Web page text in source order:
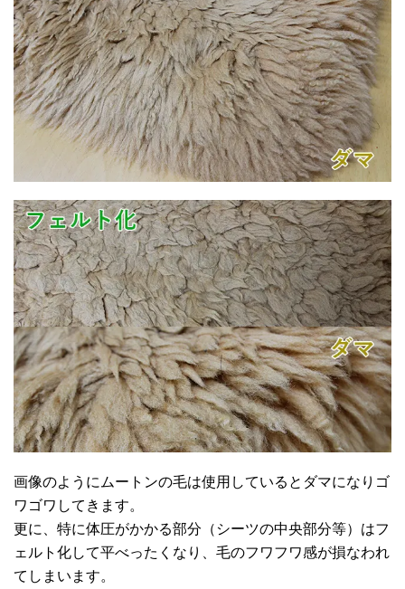
画像のようにムートンの毛は使用しているとダマになりゴ
ワゴワしてきます。
更に、特に体圧がかかる部分（シーツの中央部分等）はフ
ェルト化して平べったくなり、毛のフワフワ感が損なわれ
てしまいます。